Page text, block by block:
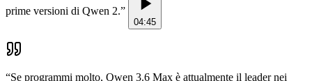
prime versioni di Qwen 2.”
04:45
“Se programmi molto, Qwen 3.6 Max è attualmente il leader nei